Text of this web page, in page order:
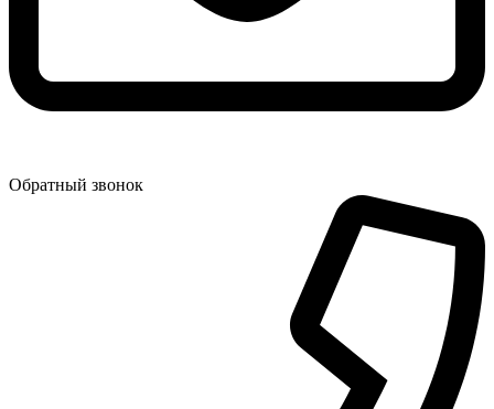
Обратный звонок